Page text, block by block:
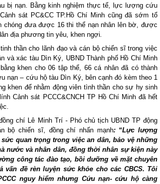
bị nạn. Bằng kinh nghiệm thực tế, lực lượng cứu
sát PC&CC TP.Hồ Chí Minh cũng đã sớm tổ
chóng đưa được 16 thi thể nạn nhân lên bờ, được
địa phương tin yêu, khen ngợi.
thần cho lãnh đạo và cán bộ chiến sĩ trong việc
và xác tàu Dìn Ký, UBND Thành phố Hồ Chí Minh
khen cho 06 tập thể, 66 cá nhân đã có thành
nạn – cứu hộ tàu Dìn Ký, bên cạnh đó kèm theo 1
khen để nhằm động viên tình thần cho sự hy sinh
Cảnh sát PCCC&CNCH TP Hồ Chí Minh đã hết
chí Lê Minh Trí - Phó chủ tịch UBND TP động
bộ chiến sĩ, đồng chí nhấn mạnh: “Lực lượng
quan trọng trong việc an dân, bảo vệ những
nước và nhân dân, đồng thời nhân sự kiện này
công tác đào tạo, bồi dưỡng về mặt chuyên
vấn đề rèn luyện sức khỏe cho các CBCS. Tôi
nguy hiểm nhưng Cứu nạn- cứu hộ càng